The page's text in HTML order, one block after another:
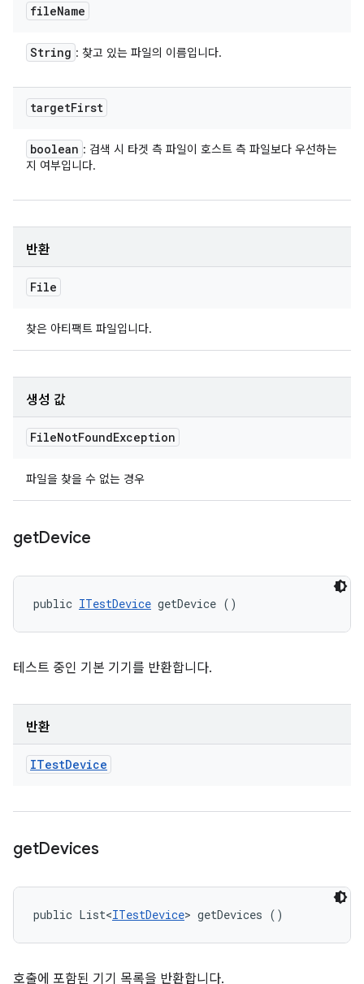
fileName
String : 찾고 있는 파일의 이름입니다.
targetFirst
boolean : 검색 시 타겟 측 파일이 호스트 측 파일보다 우선하는
지 여부입니다.
반환
File
찾은 아티팩트 파일입니다.
생성 값
FileNotFoundException
파일을 찾을 수 없는 경우
getDevice
public ITestDevice getDevice ()
테스트 중인 기본 기기를 반환합니다.
반환
ITestDevice
getDevices
public List<ITestDevice> getDevices ()
호출에 포함된 기기 목록을 반환합니다.